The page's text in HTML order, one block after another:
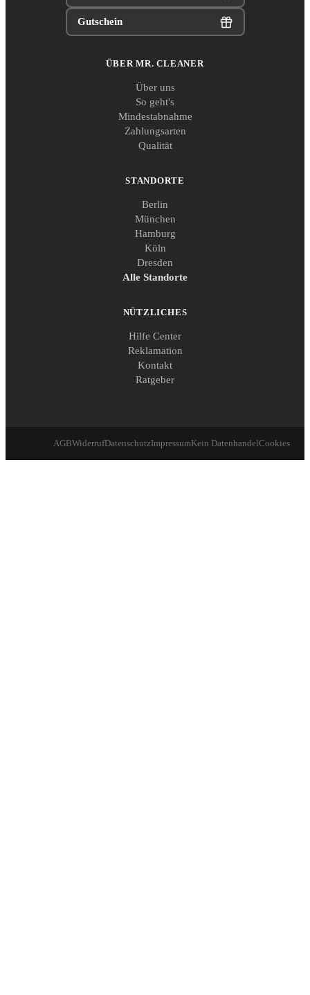
Gutschein
ÜBER MR. CLEANER
Über uns
So geht's
Mindestabnahme
Zahlungsarten
Qualität
STANDORTE
Berlin
München
Hamburg
Köln
Dresden
Alle Standorte
NÜTZLICHES
Hilfe Center
Reklamation
Kontakt
Ratgeber
AGBWiderrufDatenschutzImpressumKein DatenhandelCookies